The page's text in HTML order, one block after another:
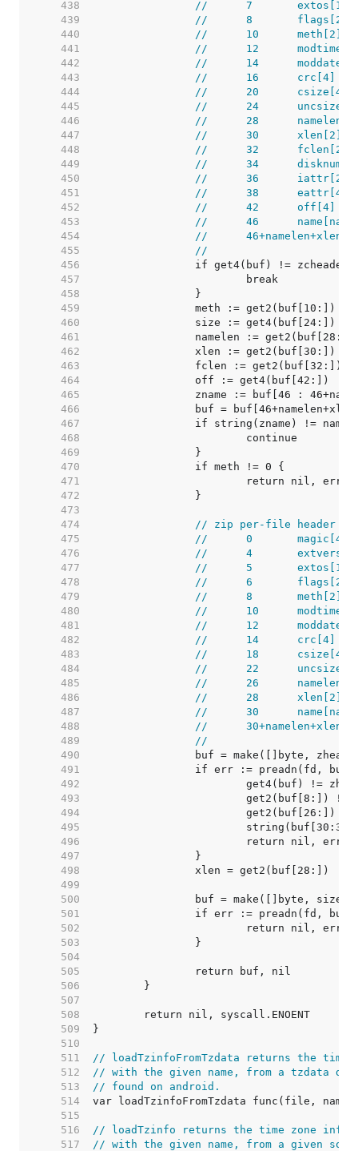
   438
//	7	extos[1]
   439
//	8	flags[2]
   440
//	10	meth[2]
   441
//	12
   442
//	14
   443
//	16	crc[4]
   444
//	20	csize[4]
   445
//	24
   446
//	28
   447
//	30	xlen[2]
   448
//	32	fclen[2]
   449
//	34
   450
//	36	iattr[2]
   451
//	38	eattr[4]
   452
//	42	off[4]
   453
//	46
   454
//
   455
//
   456
   457
   458
   459
   460
   461
   462
   463
   464
   465
   466
   467
   468
   469
   470
   471
   472
   473
   474
// zip per-file header
   475
//	0	magic[4]
   476
//	4
   477
//	5	extos[1]
   478
//	6	flags[2]
   479
//	8	meth[2]
   480
//	10
   481
//	12
   482
//	14	crc[4]
   483
//	18	csize[4]
   484
//	22
   485
//	26
   486
//	28	xlen[2]
   487
//	30
   488
//
   489
//
   490
   491
   492
   493
   494
   495
   496
   497
   498
   499
   500
   501
   502
   503
   504
   505
   506
   507
   508
   509
   510
   511
// loadTzinfoFromTzdata returns the time
   512
// with the given name, from a tzdata
   513
// found on android.
   514
   515
   516
// loadTzinfo returns the time zone
   517
// with the given name, from a given